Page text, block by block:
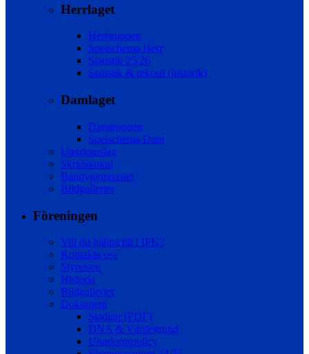
Herrlaget
Herrtruppen
Spelschema Herr
Statistik 25/26
Statistik & rekord (historik)
Damlaget
Damtruppen
Spelschema Dam
Ungdomslag
Skridskokul
Bandygymnasiet
Bildgallerier
Föreningen
Vill du hjälpa till i IFK?
Kontakta oss
Styrelsen
Historia
Bildgallerier
Dokument
Stadgar (PDF)
DNA & Värdegrund
Ungdomspolicy